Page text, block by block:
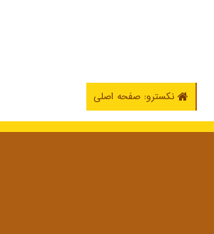
نکسترو: صفحه اصلی